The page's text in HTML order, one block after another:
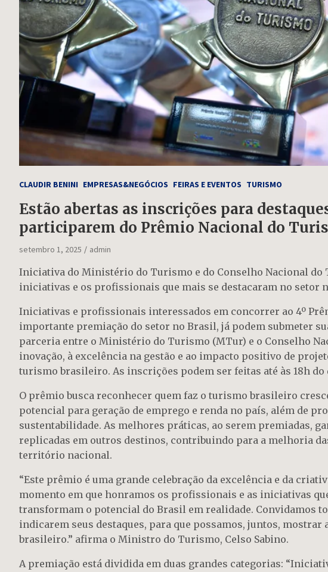
CLAUDIR BENINI EMPRESAS&NEGÓCIOS FEIRAS E EVENTOS TURISMO
Estão abertas as inscrições para
participarem do Prêmio Nacional do
setembro 1, 2025 admin
Iniciativa do Ministério do Turismo e do Conselho Nacional do
iniciativas e os profissionais que mais se destacaram no setor
Iniciativas e profissionais interessados em concorrer ao 4º
importante premiação do setor no Brasil, já podem submeter
parceria entre o Ministério do Turismo (MTur) e o Conselho
inovação, à excelência na gestão e ao impacto positivo de
turismo brasileiro. As inscrições podem ser feitas até às 18h do
O prêmio busca reconhecer quem faz o turismo brasileiro
potencial para geração de emprego e renda no país, além de
sustentabilidade. As melhores práticas, ao serem premiadas,
replicadas em outros destinos, contribuindo para a melhoria
território nacional.
“Este prêmio é uma grande celebração da excelência e da
momento em que honramos os profissionais e as iniciativas
transformam o potencial do Brasil em realidade. Convidamos
indicarem seus destaques, para que possamos, juntos, mostrar
brasileiro.” afirma o Ministro do Turismo, Celso Sabino.
A premiação está dividida em duas grandes categorias: